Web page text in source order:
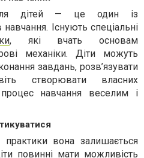
дітей — це один із
Існують спеціальні
, які вчать основам
механіки. Діти можуть
завдань, розв’язувати
створювати власних
навчання веселим і
вона залишається
повинні мати можливість